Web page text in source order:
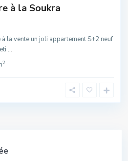
à la Soukra
la vente un joli appartement S+2 neuf
...
2